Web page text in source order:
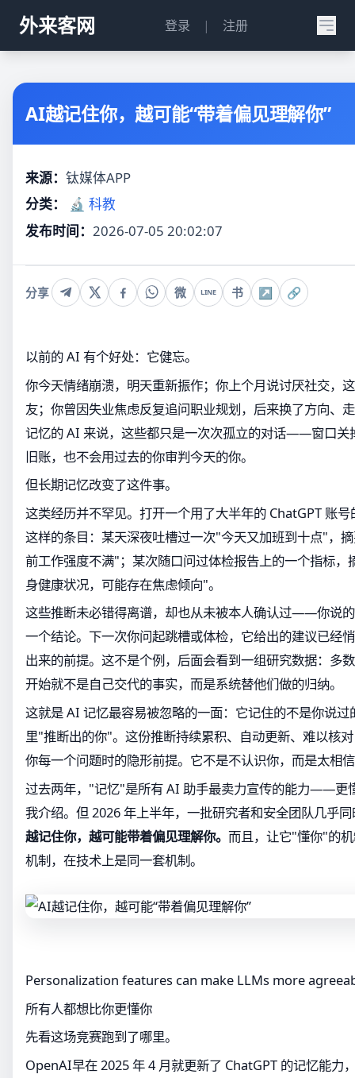
外来客网 登录 | 注册
AI越记住你，越可能“带着偏见理解你”
来源： 钛媒体APP
分类：
🔬 科教
发布时间： 2026-07-05 20:02:07
分享 微 LINE 书 ↗ 🔗
以前的 AI 有个好处：它健忘。
你今天情绪崩溃，明天重新振作；你上个月说讨厌社交，
友；你曾因失业焦虑反复追问职业规划，后来换了方向、
记忆的 AI 来说，这些都只是一次次孤立的对话——窗口关
旧账，也不会用过去的你审判今天的你。
但长期记忆改变了这件事。
这类经历并不罕见。打开一个用了大半年的 ChatGPT 账
这样的条目：某天深夜吐槽过一次"今天又加班到十点"，
前工作强度不满"；某次随口问过体检报告上的一个指标，
身健康状况，可能存在焦虑倾向"。
这些推断未必错得离谱，却也从未被本人确认过——你说
一个结论。下一次你问起跳槽或体检，它给出的建议已经
出来的前提。这不是个例，后面会看到一组研究数据：多
开始就不是自己交代的事实，而是系统替他们做的归纳。
这就是 AI 记忆最容易被忽略的一面：它记住的不是你说
里"推断出的你"。这份推断持续累积、自动更新、难以核
你每一个问题时的隐形前提。它不是不认识你，而是太相
过去两年，"记忆"是所有 AI 助手最卖力宣传的能力——更
我介绍。但 2026 年上半年，一批研究者和安全团队几乎
越记住你，越可能带着偏见理解你。 而且，让它"懂你"的
机制，在技术上是同一套机制。
Personalization features can make LLMs more
所有人都想比你更懂你
先看这场竞赛跑到了哪里。
OpenAI早在 2025 年 4 月就更新了 ChatGPT 的记忆能力